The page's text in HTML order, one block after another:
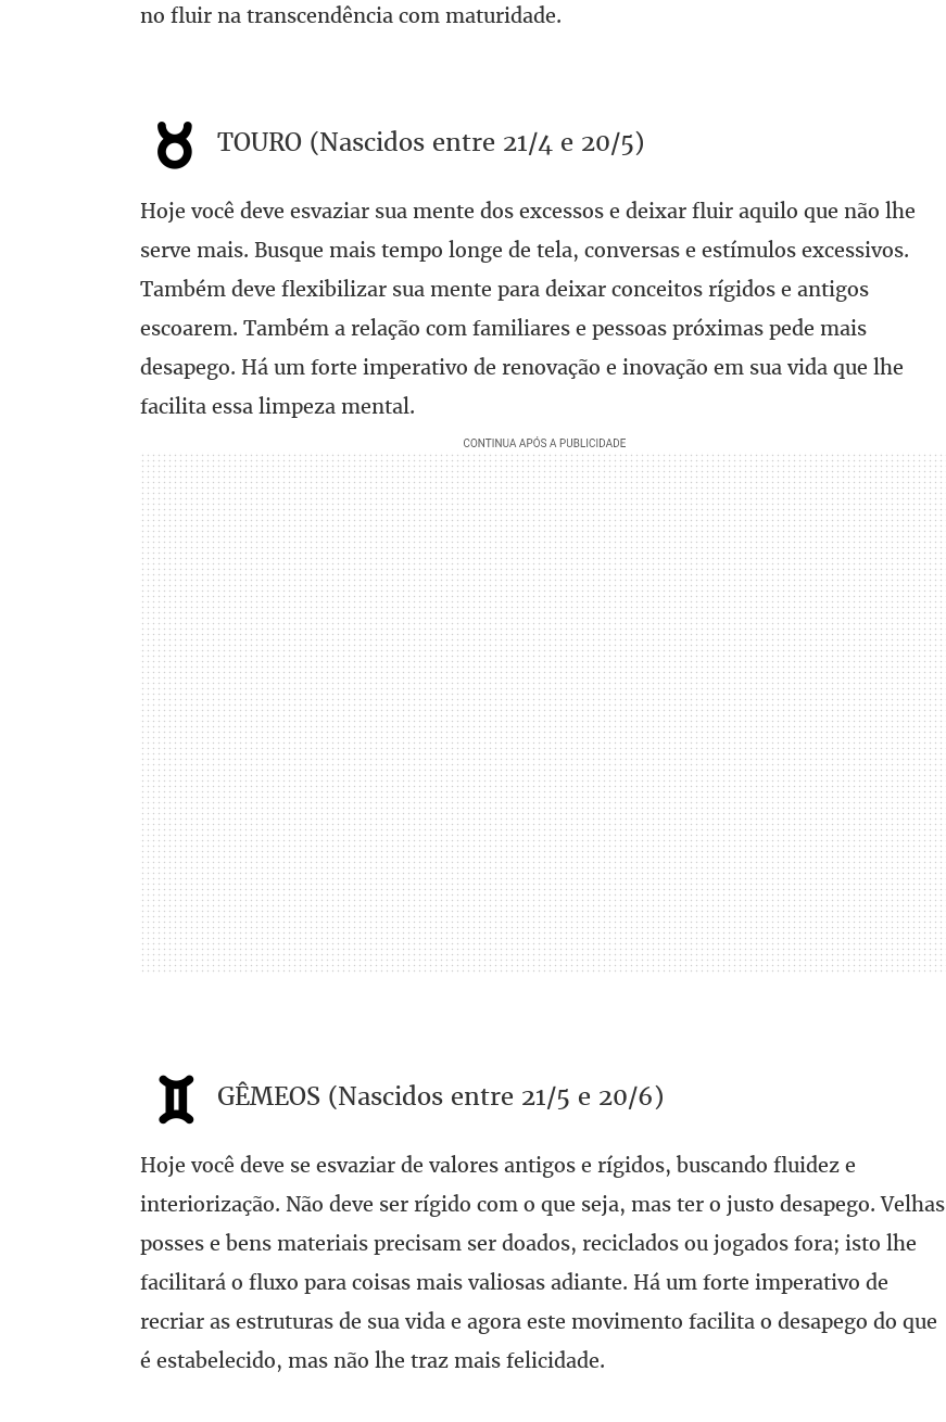
no fluir na transcendência com maturidade.
TOURO (Nascidos entre 21/4 e 20/5)
Hoje você deve esvaziar sua mente dos excessos e deixar fluir aquilo que não lhe
serve mais. Busque mais tempo longe de tela, conversas e estímulos excessivos.
Também deve flexibilizar sua mente para deixar conceitos rígidos e antigos
escoarem. Também a relação com familiares e pessoas próximas pede mais
desapego. Há um forte imperativo de renovação e inovação em sua vida que lhe
facilita essa limpeza mental.
GÊMEOS (Nascidos entre 21/5 e 20/6)
Hoje você deve se esvaziar de valores antigos e rígidos, buscando fluidez e
interiorização. Não deve ser rígido com o que seja, mas ter o justo desapego. Velhas
posses e bens materiais precisam ser doados, reciclados ou jogados fora; isto lhe
facilitará o fluxo para coisas mais valiosas adiante. Há um forte imperativo de
recriar as estruturas de sua vida e agora este movimento facilita o desapego do que
é estabelecido, mas não lhe traz mais felicidade.